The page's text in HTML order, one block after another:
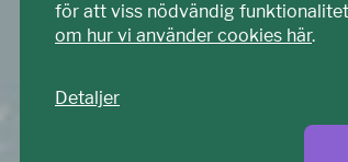
för att viss nödvändig
om hur vi använder cookies här.
Detaljer